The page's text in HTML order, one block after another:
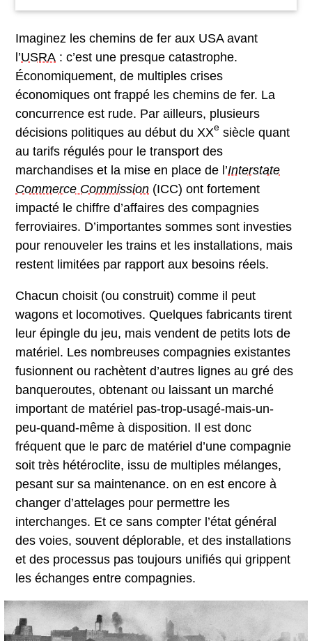
Imaginez les chemins de fer aux USA avant
l’USRA : c’est une presque catastrophe.
Économiquement, de multiples crises
économiques ont frappé les chemins de fer. La
concurrence est rude. Par ailleurs, plusieurs
décisions politiques au début du XXe siècle quant
au tarifs régulés pour le transport des
marchandises et la mise en place de l’Interstate
Commerce Commission (ICC) ont fortement
impacté le chiffre d’affaires des compagnies
ferroviaires. D’importantes sommes sont investies
pour renouveler les trains et les installations, mais
restent limitées par rapport aux besoins réels.
Chacun choisit (ou construit) comme il peut
wagons et locomotives. Quelques fabricants tirent
leur épingle du jeu, mais vendent de petits lots de
matériel. Les nombreuses compagnies existantes
fusionnent ou rachètent d’autres lignes au gré des
banqueroutes, obtenant ou laissant un marché
important de matériel pas-trop-usagé-mais-un-
peu-quand-même à disposition. Il est donc
fréquent que le parc de matériel d’une compagnie
soit très hétéroclite, issu de multiples mélanges,
pesant sur sa maintenance. on en est encore à
changer d’attelages pour permettre les
interchanges. Et ce sans compter l’état général
des voies, souvent déplorable, et des installations
et des processus pas toujours unifiés qui grippent
les échanges entre compagnies.